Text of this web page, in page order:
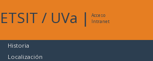
ETSIT / UVa |
Acceso
Intranet
Historia
Localización